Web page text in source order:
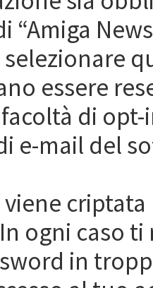
“Amiga
essere
di
e-mail del
viene
ogni caso
in